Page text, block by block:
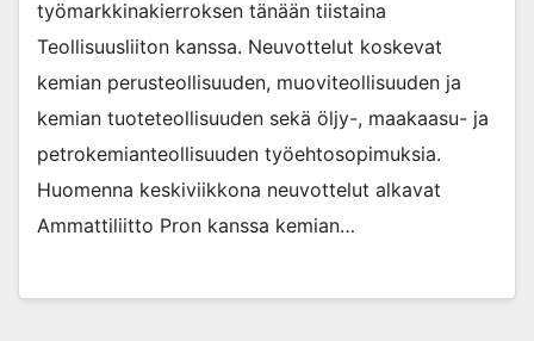
työmarkkinakierroksen tänään tiistaina
Teollisuusliiton kanssa. Neuvottelut koskevat
kemian perusteollisuuden, muoviteollisuuden ja
kemian tuoteteollisuuden sekä öljy-, maakaasu- ja
petrokemianteollisuuden työehtosopimuksia.
Huomenna keskiviikkona neuvottelut alkavat
Ammattiliitto Pron kanssa kemian…